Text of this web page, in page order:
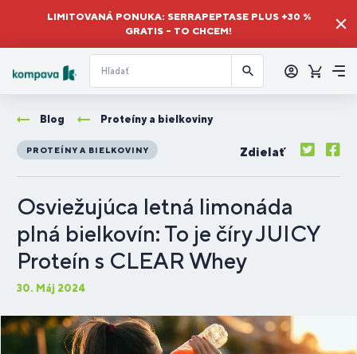
LIMITOVANÁ PONUKA: SERRAPEPTASE PLUS +30 %
GRATIS – TO CHCEM!
sa
Košík
Blog Proteíny a bielkoviny
PROTEÍNY A BIELKOVINY Zdielať
Osviežujúca letná limonáda
plná bielkovín: To je číry JUICY
Proteín s CLEAR Whey
30. Máj 2024